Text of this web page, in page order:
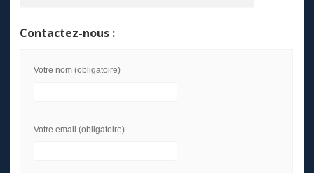
Contactez-nous :
Votre nom (obligatoire)
Votre email (obligatoire)